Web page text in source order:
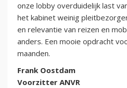
onze lobby overduidelijk last
het kabinet weinig
en relevantie van reizen en
anders. Een mooie opdracht
maanden.
Frank Oostdam
Voorzitter ANVR